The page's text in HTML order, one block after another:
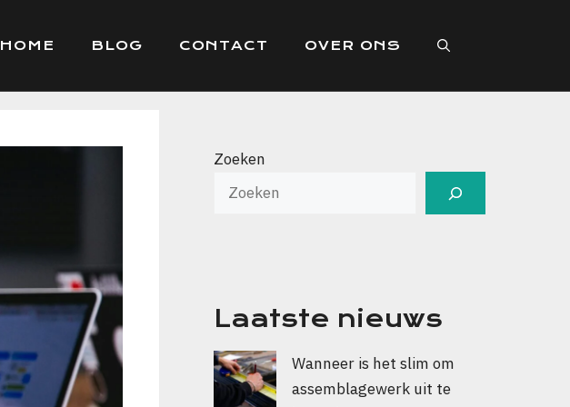
HOME BLOG CONTACT OVER ONS
Zoeken
Laatste nieuws
Wanneer is het slim om
assemblagewerk uit te